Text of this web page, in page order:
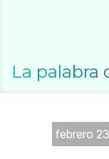
La palabra
febrero